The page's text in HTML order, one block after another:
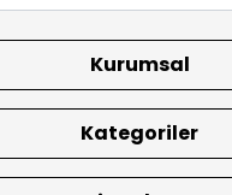
Kurumsal
Kategoriler